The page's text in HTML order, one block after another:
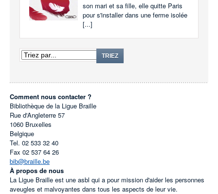
son mari et sa fille, elle quitte Paris
pour s'installer dans une ferme isolée
[...]
TRIEZ
Comment nous contacter ?
Bibliothèque de la Ligue Braille
Rue d'Angleterre 57
1060 Bruxelles
Belgique
Tel. 02 533 32 40
Fax 02 537 64 26
bib@braille.be
À propos de nous
La Ligue Braille est une asbl qui a pour mission d'aider les personnes
aveugles et malvoyantes dans tous les aspects de leur vie.